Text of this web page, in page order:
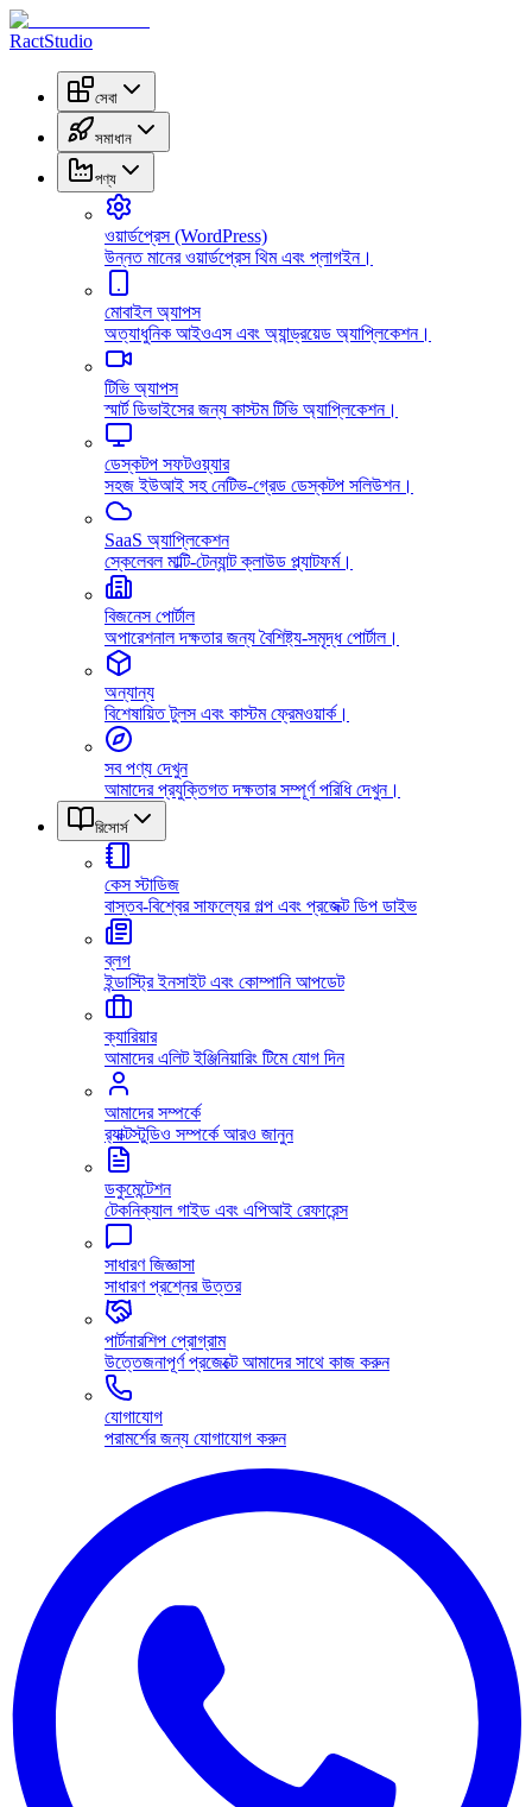
RactStudio
সেবা
সমাধান
পণ্য
ওয়ার্ডপ্রেস (WordPress)
উন্নত মানের ওয়ার্ডপ্রেস থিম এবং প্লাগইন।
মোবাইল অ্যাপস
অত্যাধুনিক আইওএস এবং অ্যান্ড্রয়েড অ্যাপ্লিকেশন।
টিভি অ্যাপস
স্মার্ট ডিভাইসের জন্য কাস্টম টিভি অ্যাপ্লিকেশন।
ডেস্কটপ সফটওয়্যার
সহজ ইউআই সহ নেটিভ-গ্রেড ডেস্কটপ সলিউশন।
SaaS অ্যাপ্লিকেশন
স্কেলেবল মাল্টি-টেন্যান্ট ক্লাউড প্ল্যাটফর্ম।
বিজনেস পোর্টাল
অপারেশনাল দক্ষতার জন্য বৈশিষ্ট্য-সমৃদ্ধ পোর্টাল।
অন্যান্য
বিশেষায়িত টুলস এবং কাস্টম ফ্রেমওয়ার্ক।
সব পণ্য দেখুন
আমাদের প্রযুক্তিগত দক্ষতার সম্পূর্ণ পরিধি দেখুন।
রিসোর্স
কেস স্টাডিজ
বাস্তব-বিশ্বের সাফল্যের গল্প এবং প্রজেক্ট ডিপ ডাইভ
ব্লগ
ইন্ডাস্ট্রি ইনসাইট এবং কোম্পানি আপডেট
ক্যারিয়ার
আমাদের এলিট ইঞ্জিনিয়ারিং টিমে যোগ দিন
আমাদের সম্পর্কে
র‍্যাক্টস্টুডিও সম্পর্কে আরও জানুন
ডকুমেন্টেশন
টেকনিক্যাল গাইড এবং এপিআই রেফারেন্স
সাধারণ জিজ্ঞাসা
সাধারণ প্রশ্নের উত্তর
পার্টনারশিপ প্রোগ্রাম
উত্তেজনাপূর্ণ প্রজেক্টে আমাদের সাথে কাজ করুন
যোগাযোগ
পরামর্শের জন্য যোগাযোগ করুন